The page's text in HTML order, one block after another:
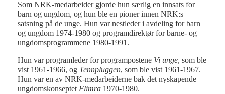
Som NRK-medarbeider gjorde hun særlig en innsats for
barn og ungdom, og hun ble en pioner innen NRK:s
satsning på de unge. Hun var nestleder i avdeling for barn
og ungdom 1974-1980 og programdirektør for barne- og
ungdomsprogrammene 1980-1991.
Hun var programleder for programpostene Vi unge, som ble
vist 1961-1966, og Tennpluggen, som ble vist 1961-1967.
Hun var en av NRK-medarbeiderne bak det nyskapende
ungdomskonseptet Flimra 1970-1980.